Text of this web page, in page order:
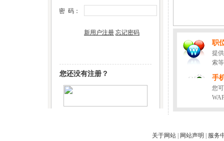
密 码：
新用户注册 忘记密码
您还没有注册？
职
提
索
手
您
关于网站 网站声明
服务